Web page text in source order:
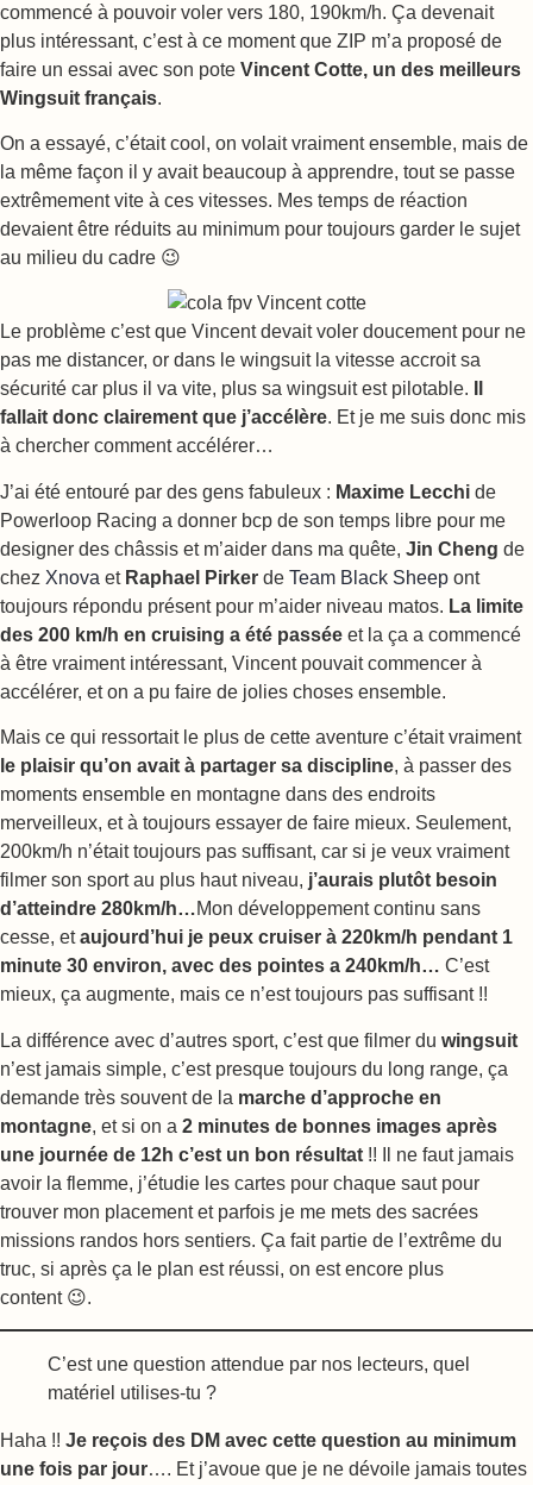
commencé à pouvoir voler vers 180, 190km/h. Ça devenait
plus intéressant, c’est à ce moment que ZIP m’a proposé de
faire un essai avec son pote Vincent Cotte, un des meilleurs
Wingsuit français.
On a essayé, c’était cool, on volait vraiment ensemble, mais de
la même façon il y avait beaucoup à apprendre, tout se passe
extrêmement vite à ces vitesses. Mes temps de réaction
devaient être réduits au minimum pour toujours garder le sujet
au milieu du cadre 😉
Le problème c’est que Vincent devait voler doucement pour ne
pas me distancer, or dans le wingsuit la vitesse accroit sa
sécurité car plus il va vite, plus sa wingsuit est pilotable.
fallait donc clairement que j’accélère. Et je me suis donc mis
à chercher comment accélérer…
J’ai été entouré par des gens fabuleux : Maxime Lecchi de
Powerloop Racing a donner bcp de son temps libre pour me
designer des châssis et m’aider dans ma quête, Jin Cheng de
chez Xnova et Raphael Pirker de Team Black Sheep ont
toujours répondu présent pour m’aider niveau matos. La limite
des 200 km/h en cruising a été passée et la ça a commencé
à être vraiment intéressant, Vincent pouvait commencer à
accélérer, et on a pu faire de jolies choses ensemble.
Mais ce qui ressortait le plus de cette aventure c’était vraiment
le plaisir qu’on avait à partager sa discipline, à passer des
moments ensemble en montagne dans des endroits
merveilleux, et à toujours essayer de faire mieux. Seulement,
200km/h n’était toujours pas suffisant, car si je veux vraiment
filmer son sport au plus haut niveau, j’aurais plutôt besoin
d’atteindre 280km/h…Mon développement continu sans
cesse, etaujourd’hui je peux cruiser à 220km/h pendant 1
minute 30 environ, avec des pointes a 240km/h… C’est
mieux, ça augmente, mais ce n’est toujours pas suffisant !!
La différence avec d’autres sport, c’est que filmer du wingsuit
n’est jamais simple, c’est presque toujours du long range, ça
demande très souvent de la marche d’approche en
montagne, et si on a 2 minutes de bonnes images après
une journée de 12h c’est un bon résultat !! Il ne faut jamais
avoir la flemme, j’étudie les cartes pour chaque saut pour
trouver mon placement et parfois je me mets des sacrées
missions randos hors sentiers. Ça fait partie de l’extrême du
truc, si après ça le plan est réussi, on est encore plus
content 😉.
C’est une question attendue par nos lecteurs, quel
matériel utilises-tu ?
Haha !! Je reçois des DM avec cette question au minimum
une fois par jour…. Et j’avoue que je ne dévoile jamais toutes